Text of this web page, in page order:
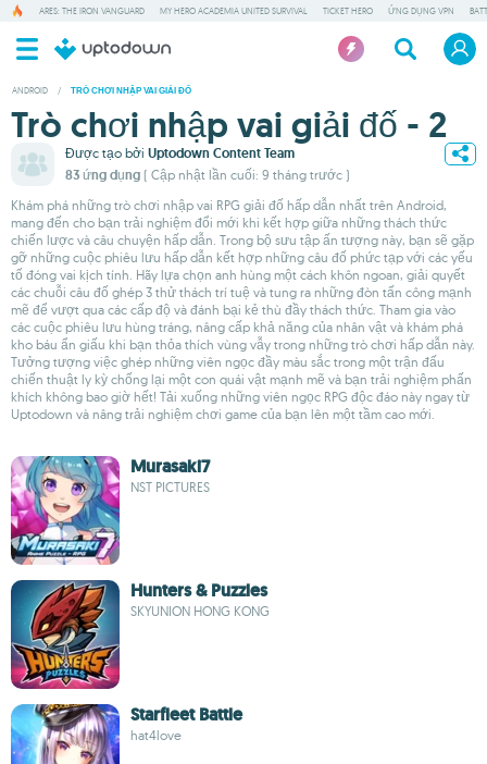
ARES: THE IRON VANGUARD MY HERO ACADEMIA UNITED SURVIVAL TICKET HERO ỨNG DỤNG VPN
ANDROID / TRÒ CHƠI NHẬP VAI GIẢI ĐỐ
Trò chơi nhập vai giải đố - 2
Được tạo bởi Uptodown Content Team
83 ứng dụng ( Cập nhật lần cuối: 9 tháng trước )
Khám phá những trò chơi nhập vai RPG giải đố hấp dẫn nhất trên Android,
mang đến cho bạn trải nghiệm đổi mới khi kết hợp giữa những thách thức
chiến lược và câu chuyện hấp dẫn. Trong bộ sưu tập ấn tượng này, bạn sẽ gặp
gỡ những cuộc phiêu lưu hấp dẫn kết hợp những câu đố phức tạp với các yếu
tố đóng vai kịch tính. Hãy lựa chọn anh hùng một cách khôn ngoan, giải quyết
các chuỗi câu đố ghép 3 thử thách trí tuệ và tung ra những đòn tấn công mạnh
mẽ để vượt qua các cấp độ và đánh bại kẻ thù đầy thách thức. Tham gia vào
các cuộc phiêu lưu hùng tráng, nâng cấp khả năng của nhân vật và khám phá
kho báu ẩn giấu khi bạn thỏa thích vùng vẫy trong những trò chơi hấp dẫn này.
Tưởng tượng việc ghép những viên ngọc đầy màu sắc trong một trận đấu
chiến thuật ly kỳ chống lại một con quái vật mạnh mẽ và bạn trải nghiệm phấn
khích không bao giờ hết! Tải xuống những viên ngọc RPG độc đáo này ngay từ
Uptodown và nâng trải nghiệm chơi game của bạn lên một tầm cao mới.
Murasaki7
NST PICTURES
Hunters & Puzzles
SKYUNION HONG KONG
Starfleet Battle
hat4love